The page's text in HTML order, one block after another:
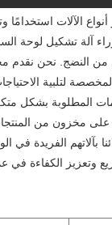
أنواع الآلات استخدامًا
آلة تشكيل لوحة
النضج. نحن نقدم
لتلبية
المطلوبة بشكل
على مخزون من المنتجات
بآلاتهم الفريدة في
وتعزيز الكفاءة في